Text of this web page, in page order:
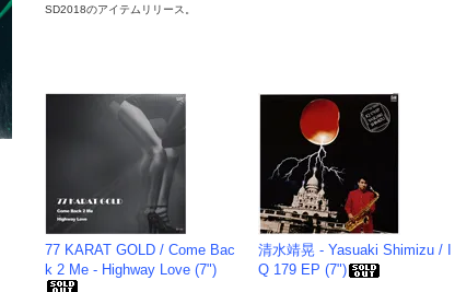
SD2018のアイテムリリース。
77 KARAT GOLD / Come Bac
k 2 Me - Highway Love (7")
清水靖晃 - Yasuaki Shimizu / I
Q 179 EP (7")